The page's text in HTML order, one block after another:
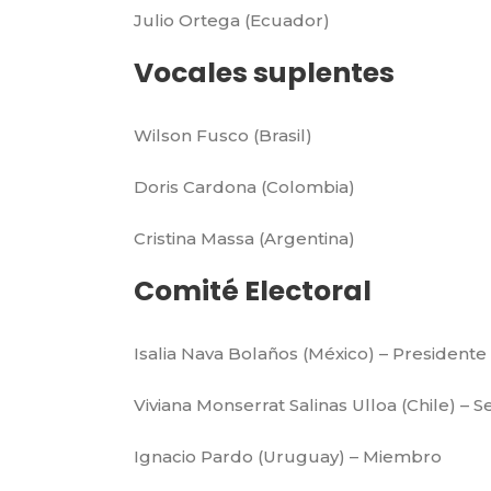
Julio Ortega (Ecuador)
Vocales suplentes
Wilson Fusco (Brasil)
Doris Cardona (Colombia)
Cristina Massa (Argentina)
Comité Electoral
Isalia Nava Bolaños (México) – Presidente
Viviana Monserrat Salinas Ulloa (Chile) –
Ignacio Pardo (Uruguay) – Miembro